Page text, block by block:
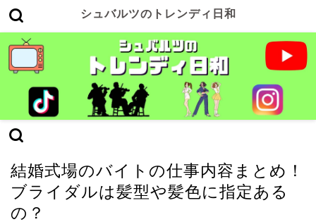
シュバルツのトレンディ日和
結婚式場のバイトの仕事内容まとめ！
ブライダルは髪型や髪色に指定ある
の？